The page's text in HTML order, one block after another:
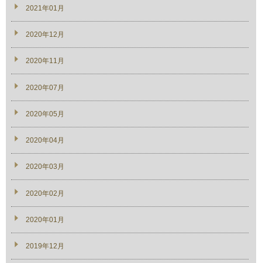
2021年01月
2020年12月
2020年11月
2020年07月
2020年05月
2020年04月
2020年03月
2020年02月
2020年01月
2019年12月